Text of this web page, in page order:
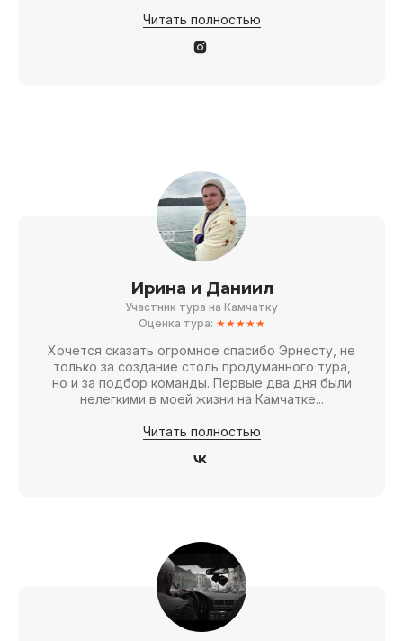
Читать полностью
Ирина и Даниил
Участник тура на Камчатку
Оценка тура: ★★★★★
Хочется сказать огромное спасибо Эрнесту, не
только за создание столь продуманного тура,
но и за подбор команды. Первые два дня были
нелегкими в моей жизни на Камчатке...
Читать полностью